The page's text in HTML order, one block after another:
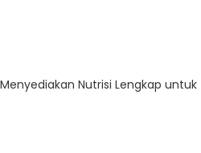
Menyediakan Nutrisi Lengkap